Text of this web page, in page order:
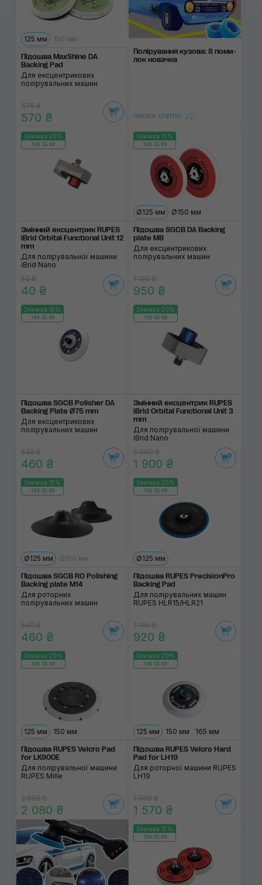
125 мм 150 мм
Підошва MaxShine DA
Backing Pad
Для ексцентрикових
полірувальних машин
675 ₴
570 ₴
Поліруван­ня кузо­ва: 8 поми­
лок нова­чка
Читати статтю
Знижка 20%
199:35:09
Змінний ексцентрик RUPES
iBrid Orbital Functional Unit 12
mm
Для полірувальної машини
iBrid Nano
50 ₴
40 ₴
Знижка 15%
199:35:09
Ø125 мм Ø150 мм
Підошва SGCB DA Backing
plate M8
Для ексцентрикових
полірувальних машин
1 120 ₴
950 ₴
Знижка 15%
199:35:09
Підошва SGCB Polisher DA
Backing Plate Ø75 mm
Для ексцентрикових
полірувальних машин
540 ₴
460 ₴
Знижка 20%
199:35:09
Змінний ексцентрик RUPES
iBrid Orbital Functional Unit 3
mm
Для полірувальної машини
iBrid Nano
2 380 ₴
1 900 ₴
Знижка 15%
199:35:09
Ø125 мм Ø150 мм
Підошва SGCB RO Polishing
Backing plate M14
Для роторних
полірувальних машин
540 ₴
460 ₴
Знижка 20%
199:35:09
Ø125 мм
Підошва RUPES PrecisionPro
Backing Pad
Для полірувальних машин
RUPES HLR15/HLR21
1 145 ₴
920 ₴
Знижка 20%
199:35:09
125 мм 150 мм
Підошва RUPES Velcro Pad
for LK900E
Для полірувальної машини
RUPES Mille
2 605 ₴
2 080 ₴
Знижка 20%
199:35:09
125 мм 150 мм 165 мм
Підошва RUPES Velcro Hard
Pad for LH19
Для роторної машини RUPES
LH19
1 960 ₴
1 570 ₴
Знижка 15%
199:35:09